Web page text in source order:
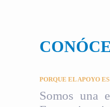
PORQUE EL APOYO
Somos una